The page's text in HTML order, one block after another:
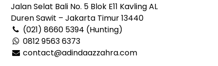
Jalan Selat Bali No. 5 Blok E11 Kavling AL
Duren Sawit – Jakarta Timur 13440
(021) 8660 5394 (Hunting)
0812 9563 6373
contact@adindaazzahra.com